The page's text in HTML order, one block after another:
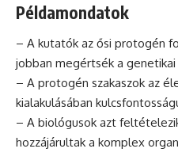
Példamondatok
– A kutatók az ősi protogén
jobban megértsék a genetikai
– A protogén szakaszok az
kialakulásában
– A biológusok azt
hozzájárultak a komplex